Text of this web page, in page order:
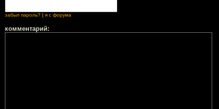
забыл пароль? | я с форума
комментарий: